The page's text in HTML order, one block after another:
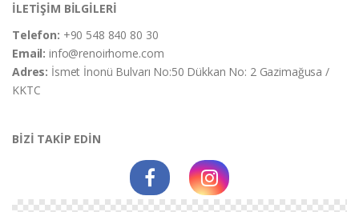
İLETİŞİM BİLGİLERİ
Telefon: +90 548 840 80 30
Email:info@renoirhome.com
Adres: İsmet İnonü Bulvarı No:50 Dükkan No: 2 Gazimağusa /
KKTC
BİZİ TAKİP EDİN